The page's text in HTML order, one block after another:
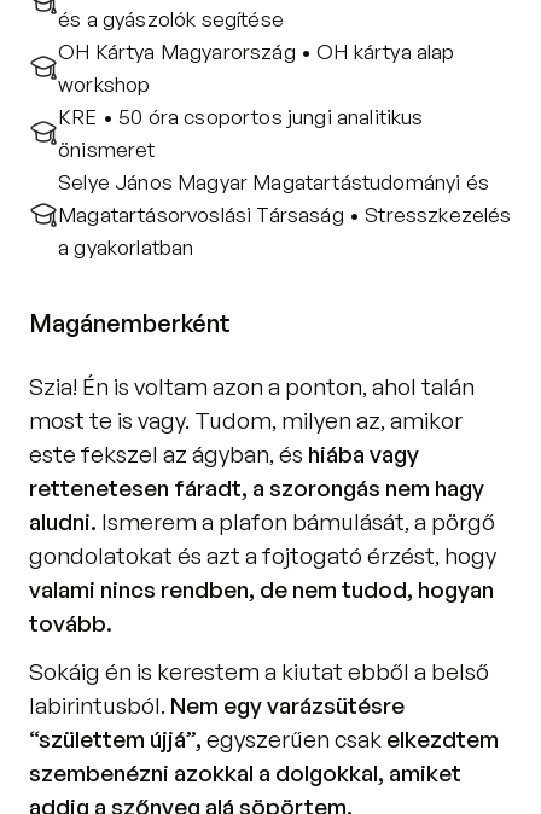
és a gyászolók segítése
OH Kártya Magyarország • OH kártya alap
workshop
KRE • 50 óra csoportos jungi analitikus
önismeret
Selye János Magyar Magatartástudományi és
Magatartásorvoslási Társaság • Stresszkezelés
a gyakorlatban
Magánemberként
Szia! Én is voltam azon a ponton, ahol talán
most te is vagy. Tudom, milyen az, amikor
este fekszel az ágyban, és hiába vagy
rettenetesen fáradt, a szorongás nem hagy
aludni. Ismerem a plafon bámulását, a pörgő
valami nincs rendben, de nem tudod, hogyan
tovább.
Sokáig én is kerestem a kiutat ebből a belső
labirintusból. Nem egy varázsütésre
“születtem újjá”, egyszerűen csak elkezdtem
szembenézni azokkal a dolgokkal, amiket
addig a szőnyeg alá söpörtem.